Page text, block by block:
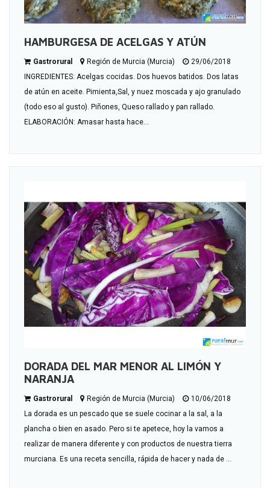
HAMBURGESA DE ACELGAS Y ATÚN
Gastrorural Región de Murcia (Murcia)
29/06/2018
INGREDIENTES: Acelgas cocidas. Dos huevos batidos. Dos latas
de atún en aceite. Pimienta,Sal, y nuez moscada y ajo granulado
(todo eso al gusto). Piñones, Queso rallado y pan rallado.
ELABORACIÓN: Amasar hasta hace...
DORADA DEL MAR MENOR AL LIMÓN Y
NARANJA
Gastrorural Región de Murcia (Murcia)
10/06/2018
La dorada es un pescado que se suele cocinar a la sal, a la
plancha o bien en asado. Pero si te apetece, hoy la vamos a
realizar de manera diferente y con productos de nuestra tierra
murciana. Es una receta sencilla, rápida de hacer y nada de ...